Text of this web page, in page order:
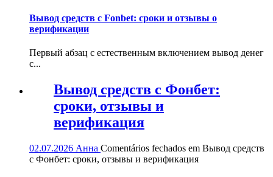
Вывод средств с Fonbet: сроки и отзывы о
верификации
Первый абзац с естественным включением вывод денег
с...
Вывод средств с Фонбет:
сроки, отзывы и
верификация
02.07.2026 Анна Comentários fechados em Вывод средств
с Фонбет: сроки, отзывы и верификация